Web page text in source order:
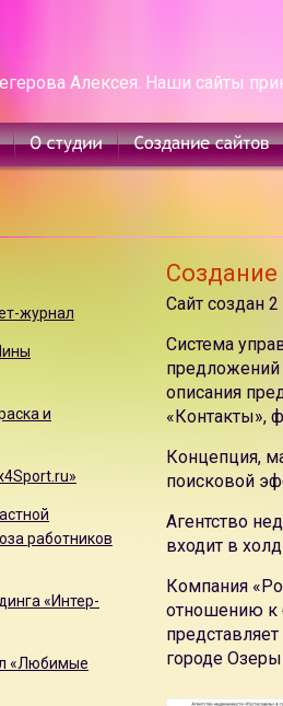
Алексея. Наши сайты
журнал
и
работников
«Интер-
«Любимые
Создание
Сайт создан
Система
предложений
описания
«Контакты»,
Концепция,
поисковой
Агентство
входит в
Компания
отношению к
городе